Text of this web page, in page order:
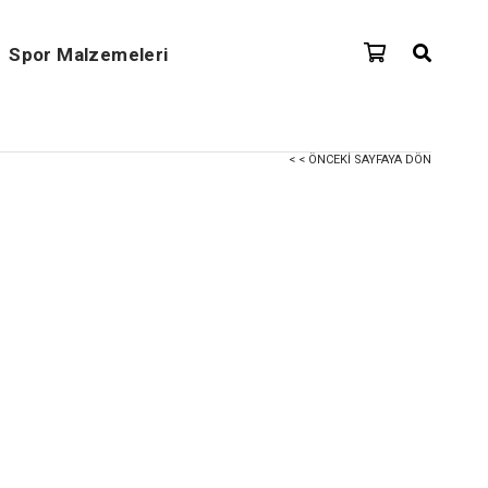
Spor Malzemeleri
< < ÖNCEKI SAYFAYA DÖN